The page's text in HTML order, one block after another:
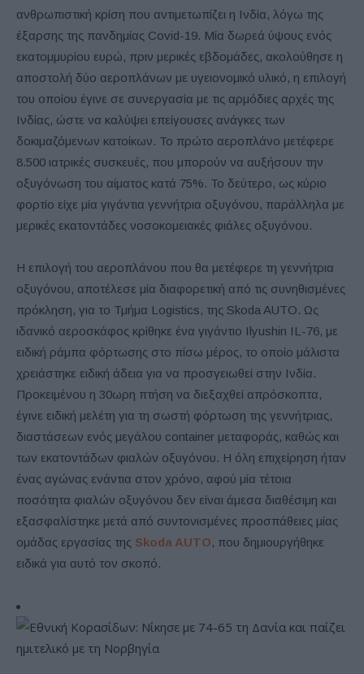
ανθρωπιστική κρίση που αντιμετωπίζει η Ινδία, λόγω της
έξαρσης της πανδημίας Covid-19. Μία δωρεά ύψους ενός
εκατομμυρίου ευρώ, πριν μερικές εβδομάδες, ακολούθησε η
αποστολή δύο αεροπλάνων με υγειονομικό υλικό, η επιλογή
του οποίου έγινε σε συνεργασία με τις αρμόδιες αρχές της
Ινδίας, ώστε να καλύψει επείγουσες ανάγκες των
δοκιμαζόμενων κατοίκων. Το πρώτο αεροπλάνο μετέφερε
8.500 ιατρικές συσκευές, που μπορούν να αυξήσουν την
οξυγόνωση του αίματος κατά 75%. Το δεύτερο, ως κύριο
φορτίο είχε μία γιγάντια γεννήτρια οξυγόνου, παράλληλα με
μερικές εκατοντάδες νοσοκομειακές φιάλες οξυγόνου.
Η επιλογή του αεροπλάνου που θα μετέφερε τη γεννήτρια
οξυγόνου, αποτέλεσε μία διαφορετική από τις συνηθισμένες
πρόκληση, για το Τμήμα Logistics, της Skoda AUTO. Ως
ιδανικό αεροσκάφος κρίθηκε ένα γιγάντιο Ilyushin IL-76, με
ειδική ράμπα φόρτωσης στο πίσω μέρος, το οποίο μάλιστα
χρειάστηκε ειδική άδεια για να προσγειωθεί στην Ινδία.
Προκειμένου η 30ωρη πτήση να διεξαχθεί απρόσκοπτα,
έγινε ειδική μελέτη για τη σωστή φόρτωση της γεννήτριας,
διαστάσεων ενός μεγάλου container μεταφοράς, καθώς και
των εκατοντάδων φιαλών οξυγόνου. Η όλη επιχείρηση ήταν
ένας αγώνας ενάντια στον χρόνο, αφού μία τέτοια
ποσότητα φιαλών οξυγόνου δεν είναι άμεσα διαθέσιμη και
εξασφαλίστηκε μετά από συντονισμένες προσπάθειες μίας
ομάδας εργασίας της Skoda AUTO, που δημιουργήθηκε
ειδικά για αυτό τον σκοπό.